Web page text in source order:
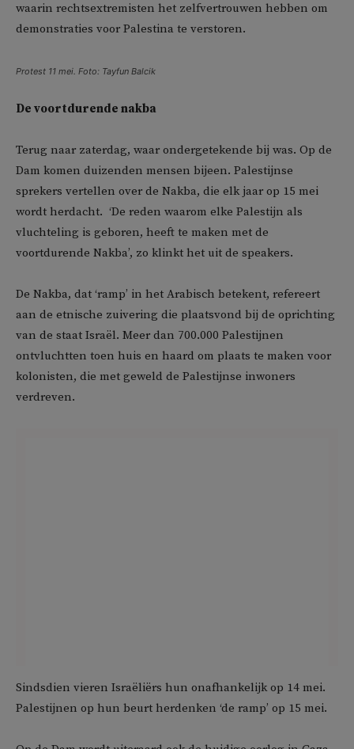
waarin rechtsextremisten het zelfvertrouwen hebben om
demonstraties voor Palestina te verstoren.
Protest 11 mei. Foto: Tayfun Balcik
De voortdurende nakba
Terug naar zaterdag, waar ondergetekende bij was. Op de
Dam komen duizenden mensen bijeen. Palestijnse
sprekers vertellen over de Nakba, die elk jaar op 15 mei
wordt herdacht. ‘De reden waarom elke Palestijn als
vluchteling is geboren, heeft te maken met de
voortdurende Nakba’, zo klinkt het uit de speakers.
De Nakba, dat ‘ramp’ in het Arabisch betekent, refereert
aan de etnische zuivering die plaatsvond bij de oprichting
van de staat Israël. Meer dan 700.000 Palestijnen
ontvluchtten toen huis en haard om plaats te maken voor
kolonisten, die met geweld de Palestijnse inwoners
verdreven.
Sindsdien vieren Israëliërs hun onafhankelijk op 14 mei.
Palestijnen op hun beurt herdenken ‘de ramp’ op 15 mei.